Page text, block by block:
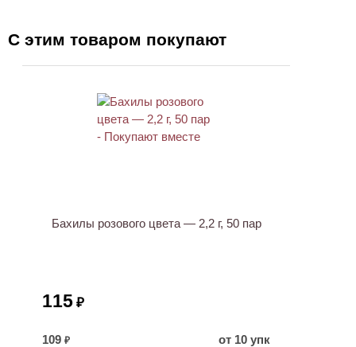
С этим товаром покупают
Бахилы розового цвета — 2,2 г, 50 пар
115 ₽
109 ₽
от 10 упк